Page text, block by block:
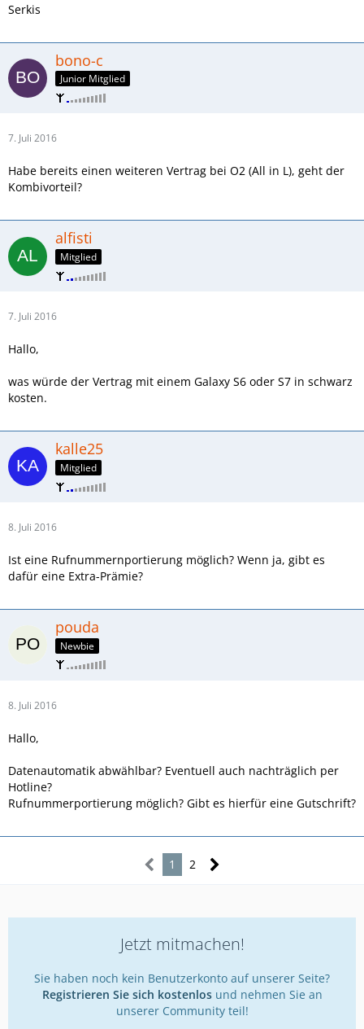
Serkis
bono-c
Junior Mitglied
7. Juli 2016
Habe bereits einen weiteren Vertrag bei O2 (All in L), geht der
Kombivorteil?
alfisti
Mitglied
7. Juli 2016
Hallo,
was würde der Vertrag mit einem Galaxy S6 oder S7 in schwarz
kosten.
kalle25
Mitglied
8. Juli 2016
Ist eine Rufnummernportierung möglich? Wenn ja, gibt es
dafür eine Extra-Prämie?
pouda
Newbie
8. Juli 2016
Hallo,
Datenautomatik abwählbar? Eventuell auch nachträglich per
Hotline?
Rufnummerportierung möglich? Gibt es hierfür eine Gutschrift?
1 2
Jetzt mitmachen!
Sie haben noch kein Benutzerkonto auf unserer Seite?
Registrieren Sie sich kostenlosund nehmen Sie an
unserer Community teil!